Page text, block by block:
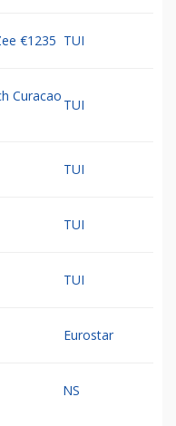
€1235 TUI
Curacao
TUI
TUI
TUI
TUI
Eurostar
NS